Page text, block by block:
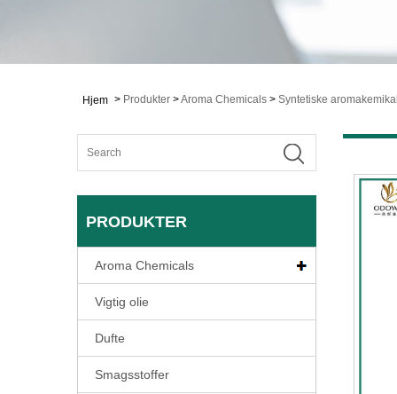
Hjem > Produkter >Aroma Chemicals > Syntetiske
PRODUKTER
Aroma Chemicals
Vigtig olie
Dufte
Smagsstoffer